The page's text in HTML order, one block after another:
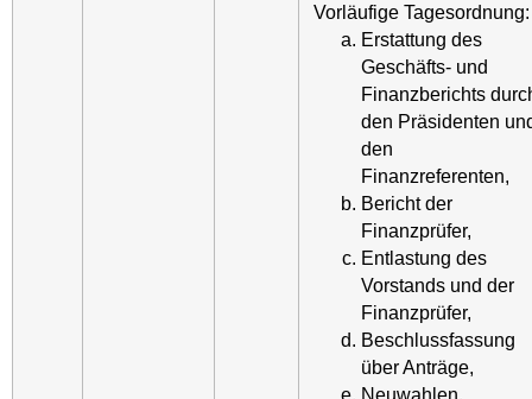
Vorläufige Tagesordnung:
Erstattung des
Geschäfts- und
Finanzberichts
den Präsidenten
den
Finanzreferenten,
Bericht der
Finanzprüfer,
Entlastung des
Vorstands und der
Finanzprüfer,
Beschlussfassung
über Anträge,
Neuwahlen,